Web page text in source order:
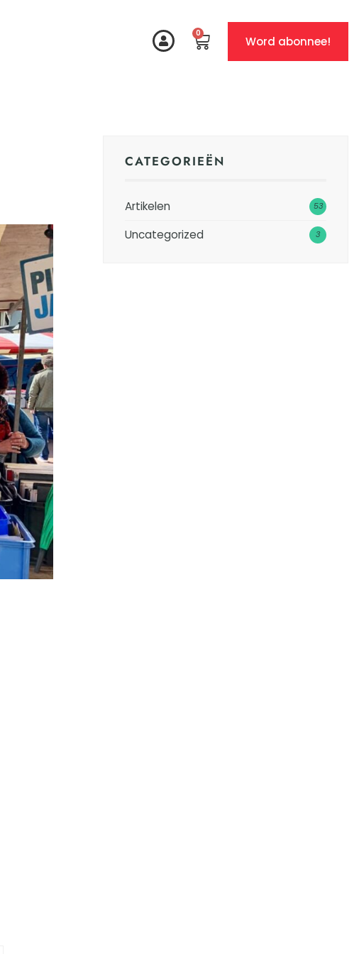
0
Word abonnee!
CATEGORIEËN
Artikelen 53
Uncategorized 3